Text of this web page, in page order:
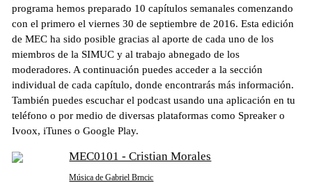
programa hemos preparado 10 capítulos semanales comenzando
con el primero el viernes 30 de septiembre de 2016. Esta edición
de MEC ha sido posible gracias al aporte de cada uno de los
miembros de la SIMUC y al trabajo abnegado de los
moderadores. A continuación puedes acceder a la sección
individual de cada capítulo, donde encontrarás más información.
También puedes escuchar el podcast usando una aplicación en tu
teléfono o por medio de diversas plataformas como Spreaker o
Ivoox, iTunes o Google Play.
MEC0101 - Cristian Morales
Música de Gabriel Brncic